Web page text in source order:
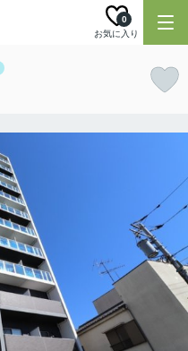
お気に入り
0